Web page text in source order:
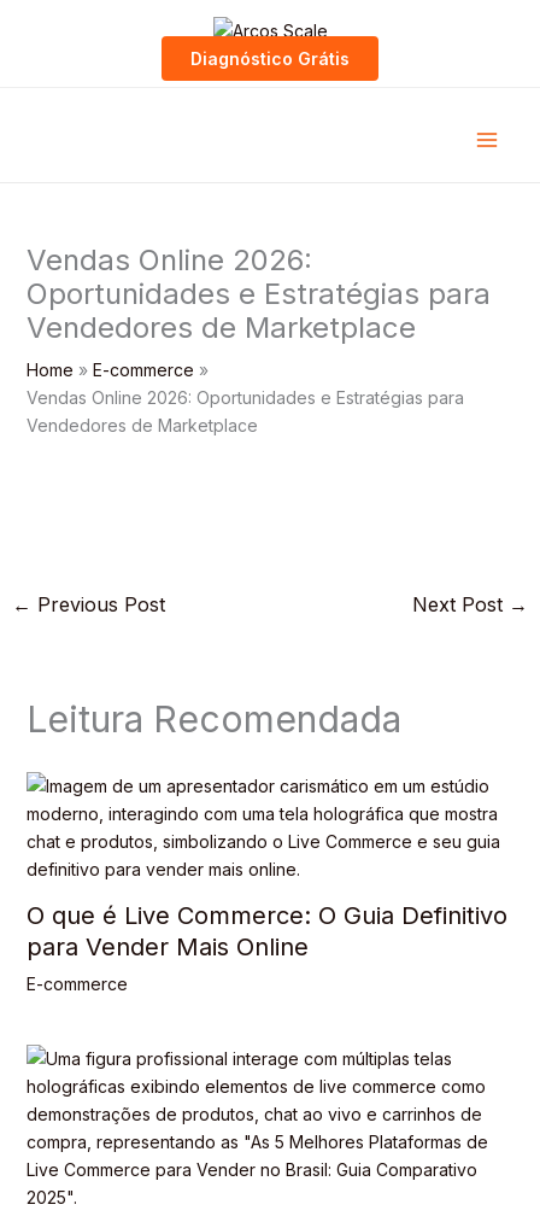
Diagnóstico Grátis
Vendas Online 2026:
Oportunidades e Estratégias para
Vendedores de Marketplace
Home
E-commerce
Vendas Online 2026: Oportunidades e Estratégias para
Vendedores de Marketplace
← Previous Post Next Post →
Leitura Recomendada
O que é Live Commerce: O Guia Definitivo
para Vender Mais Online
E-commerce